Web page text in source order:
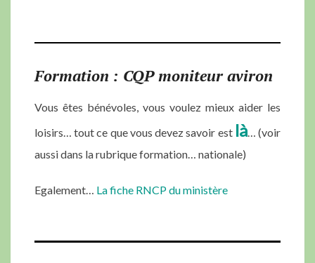
Formation : CQP moniteur aviron
Vous êtes bénévoles, vous voulez mieux aider les
loisirs… tout ce que vous devez savoir est là… (voir
aussi dans la rubrique formation… nationale)
Egalement… La fiche RNCP du ministère